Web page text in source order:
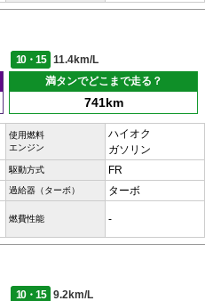
10・15
11.4km/L
満タンでどこまで走る？
741km
使用燃料
エンジン
ハイオク
ガソリン
駆動方式 FR
過給器（ターボ） ターボ
燃費性能 -
10・15
9.2km/L